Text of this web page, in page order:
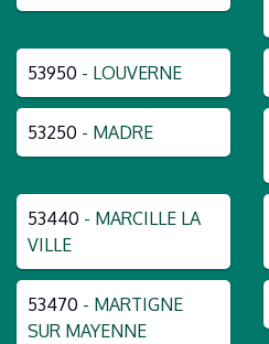
53950 - LOUVERNE
53250 - MADRE
53440 - MARCILLE LA
VILLE
53470 - MARTIGNE
SUR MAYENNE